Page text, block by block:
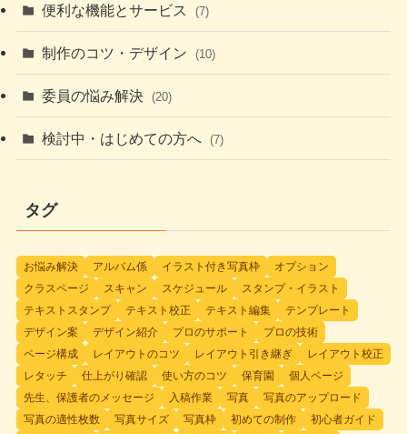
便利な機能とサービス (7)
制作のコツ・デザイン (10)
委員の悩み解決 (20)
検討中・はじめての方へ (7)
タグ
お悩み解決 アルバム係 イラスト付き写真枠
オプション
クラスページ
スキャン スケジュール
スタンプ・イラスト
テキストスタンプ
テキスト校正 テキスト編集
テンプレート
デザイン案
デザイン紹介 プロのサポート
プロの技術
ページ構成
レイアウトのコツ レイアウト引き継ぎ
レイアウト校正
レタッチ
仕上がり確認 使い方のコツ 保育園
個人ページ
先生、保護者のメッセージ
入稿作業 写真
写真のアップロード
写真の適性枚数
写真サイズ 写真枠 初めての制作
初心者ガイド